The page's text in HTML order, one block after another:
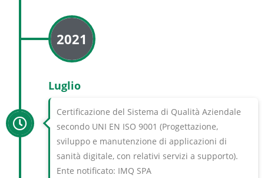
2021
Luglio
Certificazione del Sistema di Qualità Aziendale
secondo UNI EN ISO 9001 (Progettazione,
sviluppo e manutenzione di applicazioni di
sanità digitale, con relativi servizi a supporto).
Ente notificato: IMQ SPA